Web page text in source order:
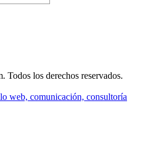
los derechos reservados.